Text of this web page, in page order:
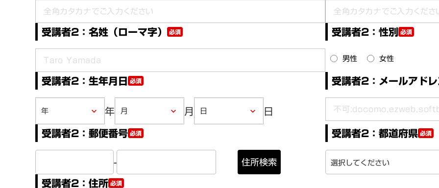
受講者2：名姓（ローマ字） 必須 受講者2：性別 必須
男性 女性
受講者2：生年月日 必須
keyboard_arrow_down 年 keyboard_arrow_down 月 keyboard_arrow_down 日
受講者2：メールアド
受講者2：郵便番号必須
- 住所検索
受講者2：都道府県必須
受講者2：住所必須